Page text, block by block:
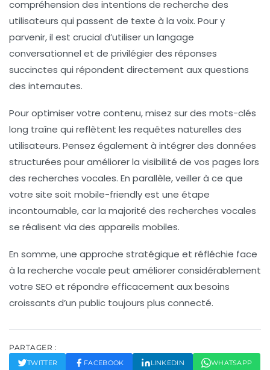
compréhension des intentions de recherche des
utilisateurs qui passent de texte à la voix. Pour y
parvenir, il est crucial d’utiliser un langage
conversationnel et de privilégier des réponses
succinctes qui répondent directement aux questions
des internautes.
Pour optimiser votre contenu, misez sur des mots-clés
long traîne qui reflètent les requêtes naturelles des
utilisateurs. Pensez également à intégrer des données
structurées pour améliorer la visibilité de vos pages lors
des recherches vocales. En parallèle, veiller à ce que
votre site soit mobile-friendlyest une étape
incontournable, car la majorité des recherches vocales
se réalisent via des appareils mobiles.
En somme, une approche stratégique et réfléchie face
à la recherche vocale peut améliorer considérablement
votre SEO et répondre efficacement aux besoins
croissants d’un public toujours plus connecté.
PARTAGER :
TWITTER FACEBOOK LINKEDIN WHATSAPP